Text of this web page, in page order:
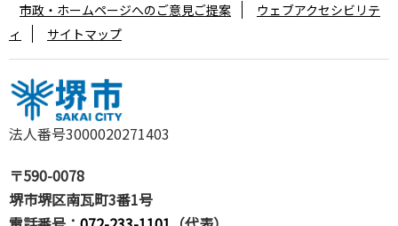
法人番号3000020271403
〒590-0078
堺市堺区南瓦町3番1号
市政・ホームページへのご意見ご提案
ウェブアクセシビリテ
ィ
サイトマップ